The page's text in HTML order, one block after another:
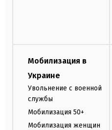
Мобилизация в
Украине
Увольнение с военной
службы
Мобилизация 50+
Мобилизация женщин